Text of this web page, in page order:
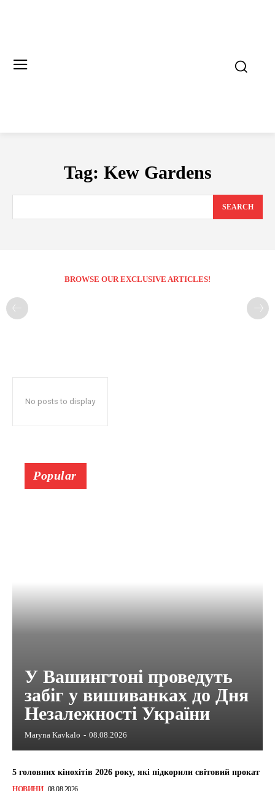
Tag: Kew Gardens
SEARCH
BROWSE OUR EXCLUSIVE ARTICLES!
No posts to display
Popular
У Вашингтоні проведуть
забіг у вишиванках до Дня
Незалежності України
Maryna Kavkalo - 08.08.2026
5 головних кінохітів 2026 року, які підкорили світовий прокат